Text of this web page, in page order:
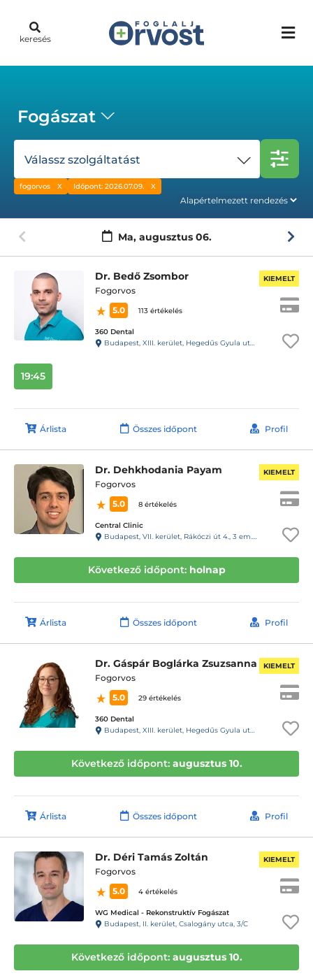
keresés
Fogászat
Válassz szolgáltatást
fogorvos Időpont: 2026.07.09.
Ma, augusztus 06.
Dr. Bedő Zsombor
Fogorvos
5.0
113 értékelés
360 Dental
Budapest, XIII. kerület, Hegedűs Gyula utca 33. Fsz. 1. (31-es kapucsengő)
KIEMELT
19:45
Árlista Összes időpont Profil
Dr. Dehkhodania Payam
Fogorvos
5.0
8 értékelés
Central Clinic
Budapest, VII. kerület, Rákóczi út 4., 3 em. , 1 a.
KIEMELT
Következő időpont: holnap
Árlista Összes időpont Profil
Dr. Gáspár Boglárka Zsuzsanna
Fogorvos
5.0
29 értékelés
360 Dental
Budapest, XIII. kerület, Hegedűs Gyula utca 33. Fsz. 1. (31-es kapucsengő)
KIEMELT
Következő időpont: augusztus 10.
Árlista Összes időpont Profil
Dr. Déri Tamás Zoltán
Fogorvos
5.0
4 értékelés
WG Medical - Rekonstruktív Fogászat
Budapest, II. kerület, Csalogány utca, 3/C
KIEMELT
Következő időpont: augusztus 10.